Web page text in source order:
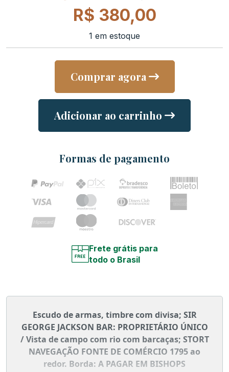
R$ 380,00
1 em estoque
Comprar agora
Adicionar ao carrinho
Formas de pagamento
Frete grátis para
todo o Brasil
Escudo de armas, timbre com divisa; SIR
GEORGE JACKSON BAR: PROPRIETÁRIO ÚNICO
/ Vista de campo com rio com barcaças; STORT
NAVEGAÇÃO FONTE DE COMÉRCIO 1795 ao
redor. Borda: A PAGAR EM BISHOPS